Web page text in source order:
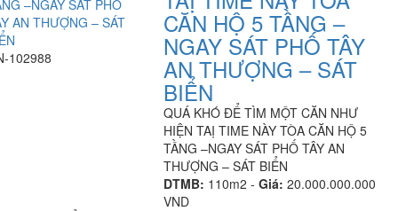
102988
CĂN HỘ 5 TẦNG –
NGAY SÁT PHỐ TÂY
AN THƯỢNG – SÁT
BIỂN
QUÁ KHÓ ĐỂ TÌM MỘT CĂN NHƯ
HIỆN TAỊ TIME NÀY TÒA CĂN HỘ 5
TẦNG –NGAY SÁT PHỐ TÂY AN
THƯỢNG – SÁT BIỂN
DTMB: 110m2 -Giá: 20.000.000.000
VND